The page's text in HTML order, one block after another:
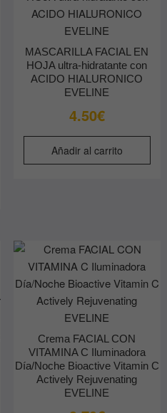
MASCARILLA FACIAL EN
HOJA ultra-hidratante con
ACIDO HIALURONICO
EVELINE
4.50€
Añadir al carrito
Crema FACIAL CON
VITAMINA C Iluminadora
Día/Noche Bioactive Vitamin C
Actively Rejuvenating
EVELINE